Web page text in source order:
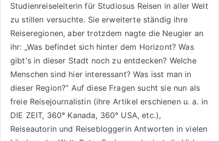
Studienreiseleiterin für Studiosus Reisen in aller Welt
zu stillen versuchte. Sie erweiterte ständig ihre
Reiseregionen, aber trotzdem nagte die Neugier an
ihr: „Was befindet sich hinter dem Horizont? Was
gibt's in dieser Stadt noch zu entdecken? Welche
Menschen sind hier interessant? Was isst man in
dieser Region?“ Auf diese Fragen sucht sie nun als
freie Reisejournalistin (ihre Artikel erschienen u. a. in
DIE ZEIT, 360° Kanada, 360° USA, etc.),
Reiseautorinund Reisebloggerin Antworten in vielen